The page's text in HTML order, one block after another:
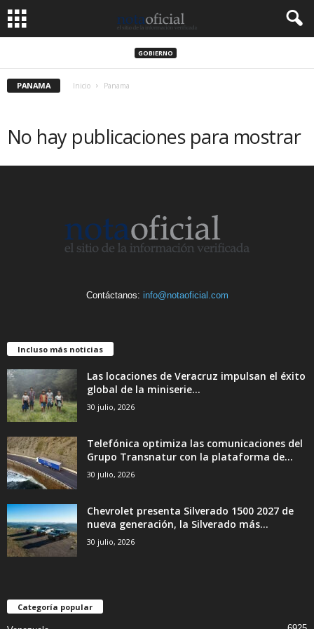
GOBIERNO
PANAMA Inicio Panama
No hay publicaciones para mostrar
Contáctanos: info@notaoficial.com
Incluso más noticias
Las locaciones de Veracruz impulsan el éxito
global de la miniserie...
30 julio, 2026
Telefónica optimiza las comunicaciones del
Grupo Transnatur con la plataforma de...
30 julio, 2026
Chevrolet presenta Silverado 1500 2027 de
nueva generación, la Silverado más...
30 julio, 2026
Categoría popular